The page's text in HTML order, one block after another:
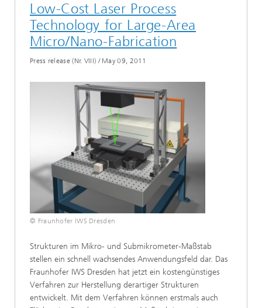
Low-Cost Laser Process
Technology for Large-Area
Micro/Nano-Fabrication
Press release (Nr. VIII) / May 09, 2011
© Fraunhofer IWS Dresden
Strukturen im Mikro- und Submikrometer-Maßstab
stellen ein schnell wachsendes Anwendungsfeld dar. Das
Fraunhofer IWS Dresden hat jetzt ein kostengünstiges
Verfahren zur Herstellung derartiger Strukturen
entwickelt. Mit dem Verfahren können erstmals auch